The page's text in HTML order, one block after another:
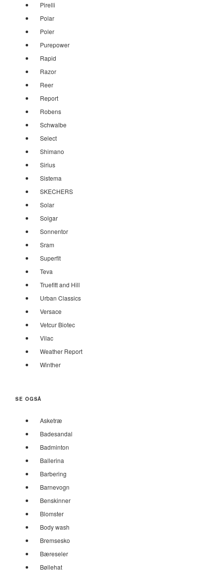
Pirelli
Polar
Poler
Purepower
Rapid
Razor
Reer
Report
Robens
Schwalbe
Select
Shimano
Sirius
Sistema
SKECHERS
Solar
Solgar
Sonnentor
Sram
Superfit
Teva
Truefitt and Hill
Urban Classics
Versace
Vetcur Biotec
Vilac
Weather Report
Winther
SE OGSÅ
Asketræ
Badesandal
Badminton
Ballerina
Barbering
Barnevogn
Benskinner
Blomster
Body wash
Bremsesko
Bæreseler
Bøllehat